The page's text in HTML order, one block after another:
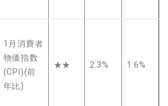
1月消費者
物価指数
(CPI)(前
年比)
★★ 2.3% 1.6%